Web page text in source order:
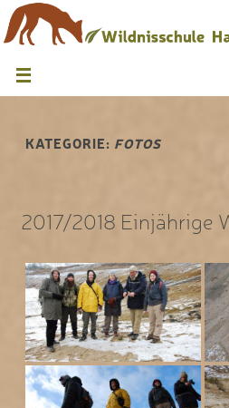
KATEGORIE: FOTOS
2017/2018 Einjährige